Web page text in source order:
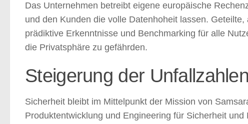
Das Unternehmen betreibt eigene europäische
und den Kunden die volle Datenhoheit lassen.
prädiktive Erkenntnisse und Benchmarking für alle
die Privatsphäre zu gefährden.
Steigerung der
Sicherheit bleibt im Mittelpunkt der Mission von
Produktentwicklung und Engineering für Sicherheit